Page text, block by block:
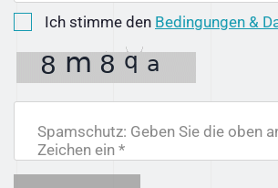
Ich stimme den Bedingungen &
Spamschutz: Geben Sie die oben
Zeichen ein *